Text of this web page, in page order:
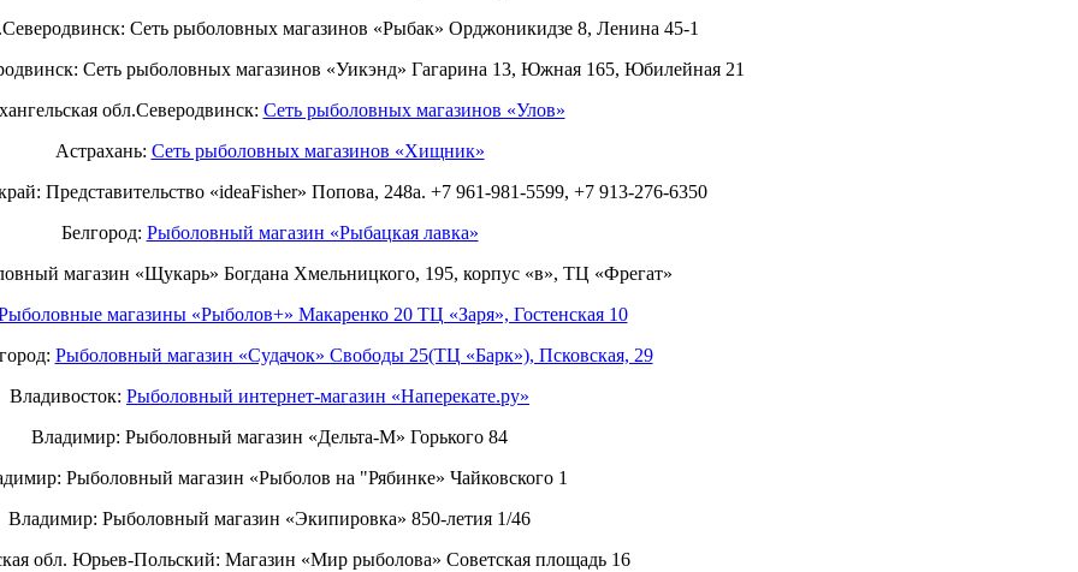
Сеть рыболовных магазинов «Рыбак» Орджоникидзе 8, Ленина 45-1
Сеть рыболовных магазинов «Уикэнд» Гагарина 13, Южная 165, Юбилейная 21
обл.Северодвинск: Сеть рыболовных магазинов «Улов»
Астрахань: Сеть рыболовных магазинов «Хищник»
Представительство «ideaFisher» Попова, 248а. +7 961-981-5599, +7 913-276-6350
Белгород: Рыболовный магазин «Рыбацкая лавка»
магазин «Щукарь» Богдана Хмельницкого, 195, корпус «в», ТЦ «Фрегат»
магазины «Рыболов+» Макаренко 20 ТЦ «Заря», Гостенская 10
Рыболовный магазин «Судачок» Свободы 25(ТЦ «Барк»), Псковская, 29
Владивосток: Рыболовный интернет-магазин «Наперекате.ру»
Владимир: Рыболовный магазин «Дельта-М» Горького 84
Рыболовный магазин «Рыболов на "Рябинке» Чайковского 1
Владимир: Рыболовный магазин «Экипировка» 850-летия 1/46
обл. Юрьев-Польский: Магазин «Мир рыболова» Советская площадь 16